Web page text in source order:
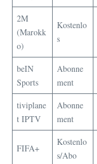
2M
(Marokk
o)
Kostenlo
s
beIN
Sports
Abonne
ment
tiviplane
t IPTV
Abonne
ment
FIFA+
Kostenlo
s/Abo